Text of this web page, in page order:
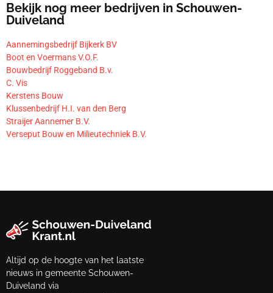
Bekijk nog meer bedrijven in Schouwen-
Duiveland
Aannemingsbedrijf Bijkerk BV
Boot en Voermans V.O.F.
Bouwbedrijf Roggeband B.v.
C. Vis
Kerstens Bouw
Klussenbedrijf H.I. van den Berg
Straijer Aannemer B.V.
Verseput Bouw en Milieutechniek B.V.
Altijd op de hoogte van het laatste
nieuws in gemeente Schouwen-
Duiveland via